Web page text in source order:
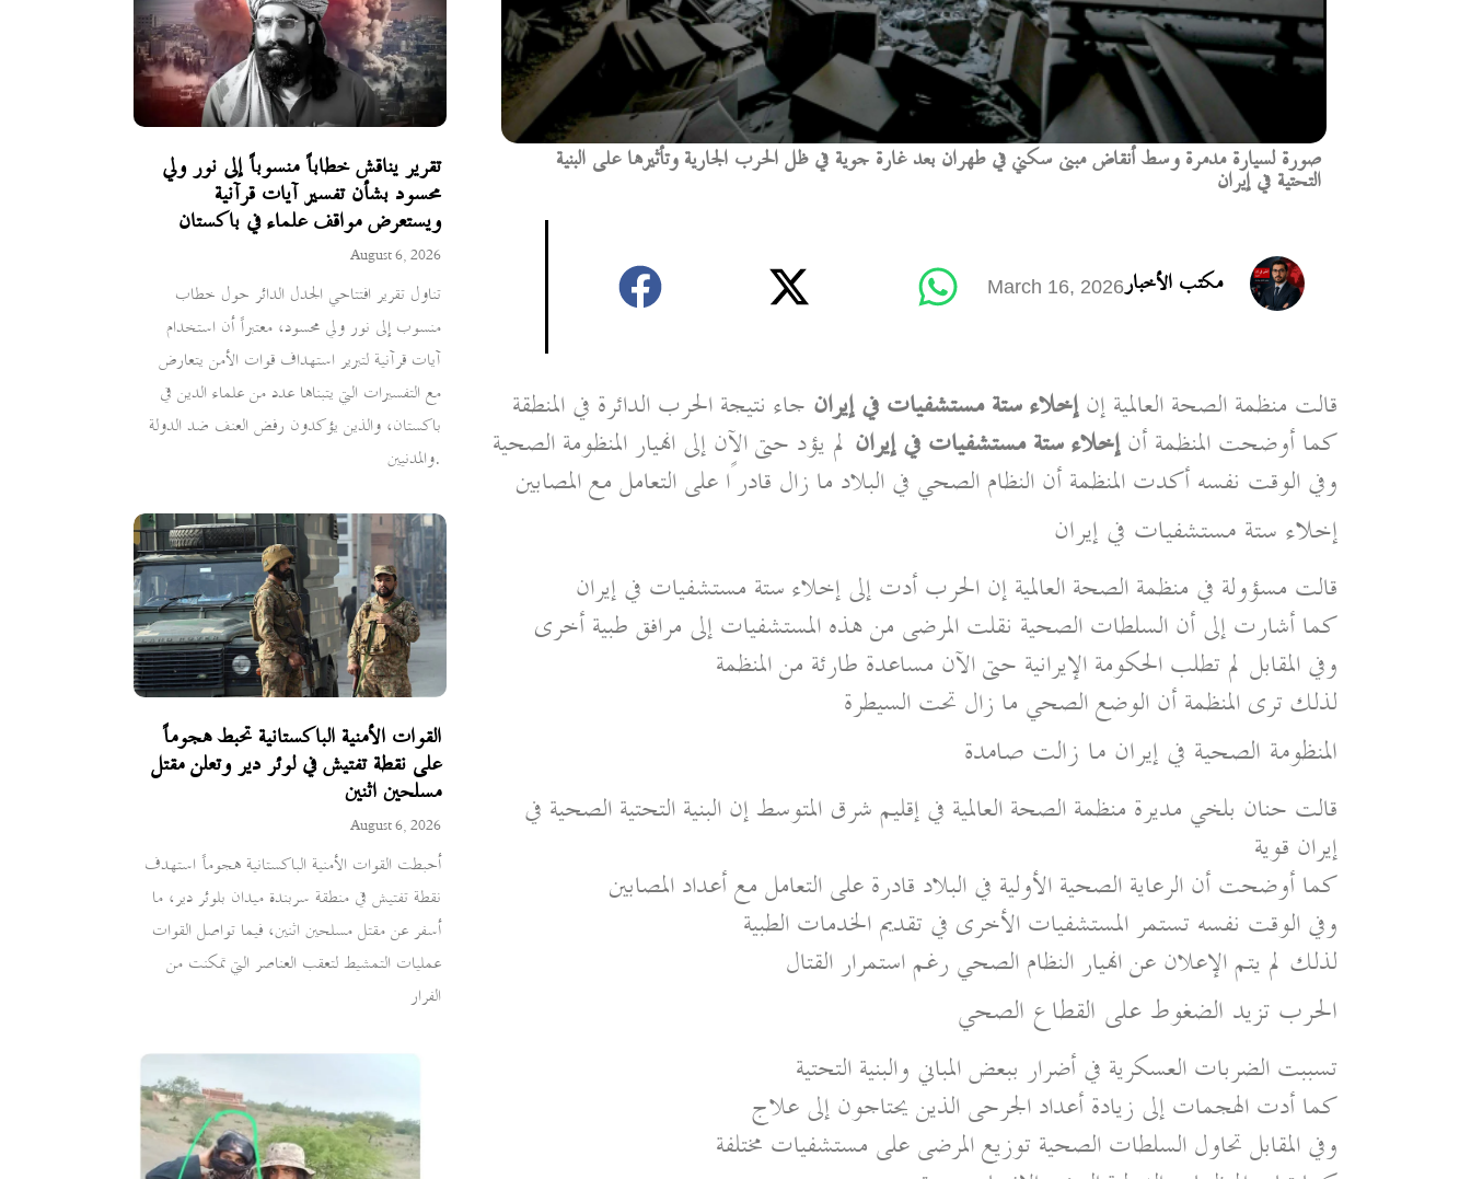
تقرير يناقش خطاباً منسوباً إلى نور ولي
محسود بشأن تفسير آيات قرآنية
ويستعرض مواقف علماء في باكستان
August 6, 2026
تناول تقرير افتتاحي الجدل الدائر حول خطاب
منسوب إلى نور ولي محسود، معتبراً أن استخدام
آيات قرآنية لتبرير استهداف قوات الأمن يتعارض
مع التفسيرات التي يتبناها عدد من علماء الدين في
باكستان، والذين يؤكدون رفض العنف ضد الدولة
والمدنيين.
القوات الأمنية الباكستانية تحبط هجوماً
على نقطة تفتيش في لوئر دير وتعلن مقتل
مسلحين اثنين
August 6, 2026
أحبطت القوات الأمنية الباكستانية هجوماً استهدف
نقطة تفتيش في منطقة سربندة ميدان بلوئر دير، ما
أسفر عن مقتل مسلحين اثنين، فيما تواصل القوات
عمليات التمشيط لتعقب العناصر التي تمكنت من
الفرار
صورة لسيارة مدمرة وسط أنقاض مبنى سكني في طهران بعد غارة جوية في ظل الحرب الجارية وتأثيرها على البنية
التحتية في إيران
مكتب الأخبارMarch 16, 2026
قالت منظمة الصحة العالمية إنإخلاء ستة مستشفيات في إيران جاء نتيجة الحرب الدائرة في المنطقة
كما أوضحت المنظمة أنإخلاء ستة مستشفيات في إيران لم يؤد حتى الآن إلى انهيار المنظومة الصحية
وفي الوقت نفسه أكدت المنظمة أن النظام الصحي في البلاد ما زال قادرًا على التعامل مع المصابين
إخلاء ستة مستشفيات في إيران
قالت مسؤولة في منظمة الصحة العالمية إن الحرب أدت إلى إخلاء ستة مستشفيات في إيران
كما أشارت إلى أن السلطات الصحية نقلت المرضى من هذه المستشفيات إلى مرافق طبية أخرى
وفي المقابل لم تطلب الحكومة الإيرانية حتى الآن مساعدة طارئة من المنظمة
لذلك ترى المنظمة أن الوضع الصحي ما زال تحت السيطرة
المنظومة الصحية في إيران ما زالت صامدة
قالت حنان بلخي مديرة منظمة الصحة العالمية في إقليم شرق المتوسط إن البنية التحتية الصحية في
إيران قوية
كما أوضحت أن الرعاية الصحية الأولية في البلاد قادرة على التعامل مع أعداد المصابين
وفي الوقت نفسه تستمر المستشفيات الأخرى في تقديم الخدمات الطبية
لذلك لم يتم الإعلان عن انهيار النظام الصحي رغم استمرار القتال
الحرب تزيد الضغوط على القطاع الصحي
تسببت الضربات العسكرية في أضرار ببعض المباني والبنية التحتية
كما أدت الهجمات إلى زيادة أعداد الجرحى الذين يحتاجون إلى علاج
وفي المقابل تحاول السلطات الصحية توزيع المرضى على مستشفيات مختلفة